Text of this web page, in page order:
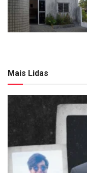
Mais Lidas